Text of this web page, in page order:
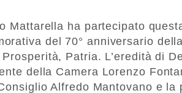
Mattarella ha partecipato
del 70° anniversario
Patria. L’eredità di
della Camera Lorenzo
Alfredo Mantovano e la